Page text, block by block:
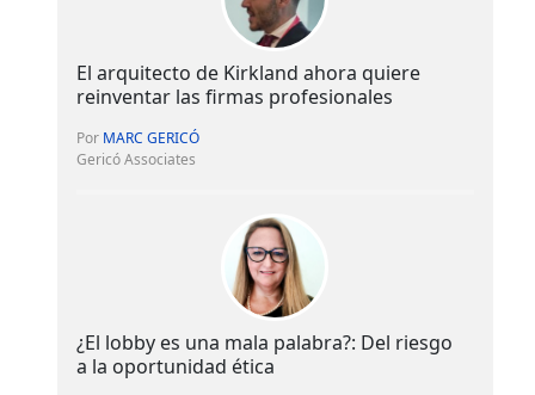
El arquitecto de Kirkland ahora quiere
reinventar las firmas profesionales
Por MARC GERICÓ
Gericó Associates
¿El lobby es una mala palabra?: Del riesgo
a la oportunidad ética